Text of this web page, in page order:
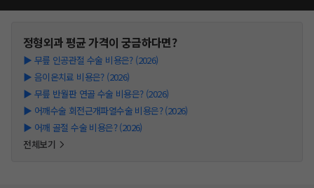
정형외과평균 가격이 궁금하다면?
▶ 무릎 인공관절 수술 비용은? (2026)
▶ 음이온치료 비용은? (2026)
▶ 무릎 반월판 연골 수술 비용은? (2026)
▶ 어깨수술 회전근개파열수술 비용은? (2026)
▶ 어깨 골절 수술 비용은? (2026)
전체보기